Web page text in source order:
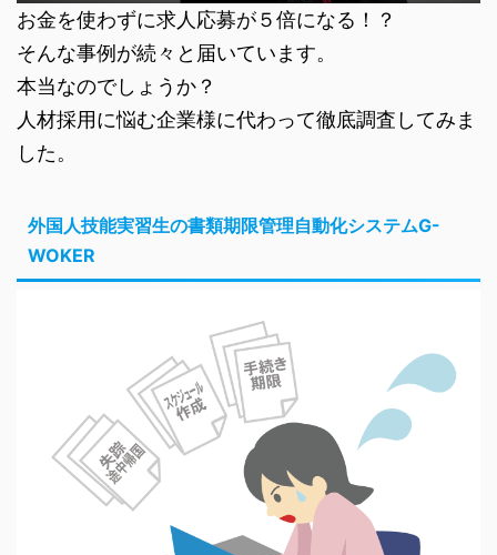
お金を使わずに求人応募が５倍になる！？
そんな事例が続々と届いています。
本当なのでしょうか？
人材採用に悩む企業様に代わって徹底調査してみま
した。
外国人技能実習生の書類期限管理自動化システムG-
WOKER